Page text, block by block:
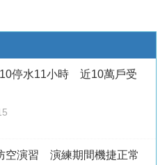
停水11小時 近10萬戶受
空演習 演練期間機捷正常